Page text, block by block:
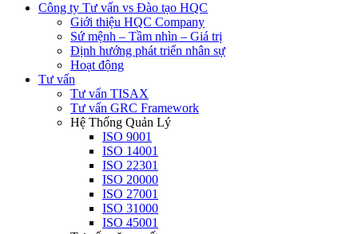
Công ty Tư vấn vs Đào tạo HQC
Giới thiệu HQC Company
Sứ mệnh – Tầm nhìn – Giá trị
Định hướng phát triển nhân sự
Hoạt động
Tư vấn
Tư vấn TISAX
Tư vấn GRC Framework
Hệ Thống Quản Lý
ISO 9001
ISO 14001
ISO 22301
ISO 20000
ISO 27001
ISO 31000
ISO 45001